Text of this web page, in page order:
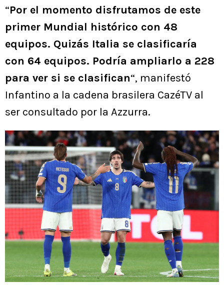
“Por el momento disfrutamos de este
primer Mundial histórico con 48
equipos. Quizás Italia se clasificaría
con 64 equipos. Podría ampliarlo a 228
para ver si se clasifican“, manifestó
Infantino a la cadena brasilera CazéTV al
ser consultado por la Azzurra.